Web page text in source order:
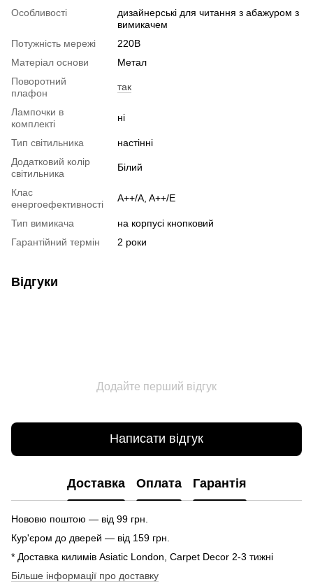
Особливості
дизайнерські для читання з абажуром з
вимикачем
Потужність мережі
220В
Матеріал основи
Метал
Поворотний
плафон
так
Лампочки в
комплекті
ні
Тип світильника
настінні
Додатковий колір
світильника
Білий
Клас
енергоефективності
A++/A, A++/E
Тип вимикача
на корпусі кнопковий
Гарантійний термін
2 роки
Відгуки
Додайте перший відгук
Написати відгук
Доставка Оплата Гарантія
Нововю поштою — від 99 грн.
Кур'єром до дверей — від 159 грн.
* Доставка килимів Asiatic London, Carpet Decor 2-3 тижні
Більше інформації про доставку